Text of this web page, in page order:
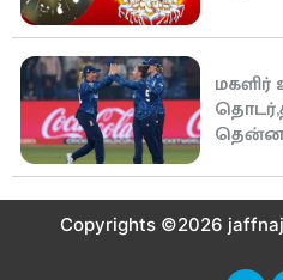
Copyrights ©2026